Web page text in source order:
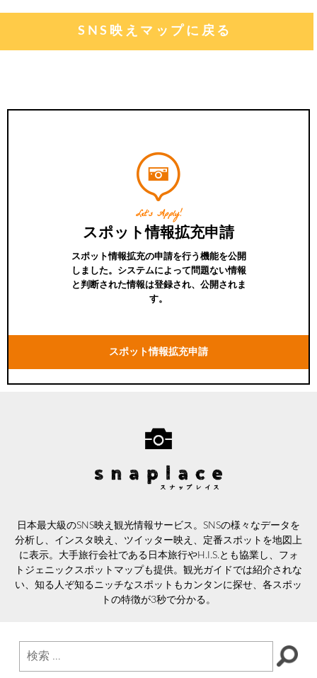
SNS映えマップに戻る
Let's Apply!
スポット情報拡充申請
スポット情報拡充の申請を行う機能を公開
しました。システムによって問題ない情報
と判断された情報は登録され、公開されま
す。
スポット情報拡充申請
日本最大級のSNS映え観光情報サービス。SNSの様々なデータを
分析し、インスタ映え、ツイッター映え、定番スポットを地図上
に表示。大手旅行会社である日本旅行やH.I.S.とも協業し、フォ
トジェニックスポットマップも提供。観光ガイドでは紹介されな
い、知る人ぞ知るニッチなスポットもカンタンに探せ、各スポッ
トの特徴が3秒で分かる。